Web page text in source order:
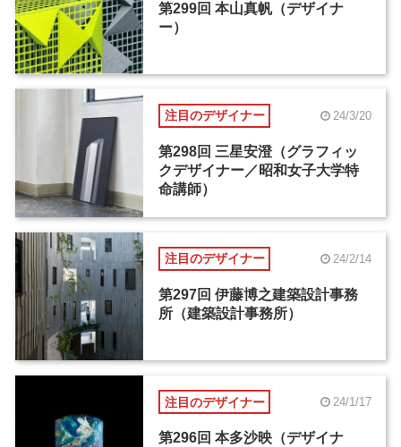
第299回 本山真帆（デザイナ
ー）
注目のデザイナー 24/3/20
第298回 三星安澄（グラフィッ
クデザイナー／昭和女子大学特
命講師）
注目のデザイナー 24/2/14
第297回 伊藤博之建築設計事務
所（建築設計事務所）
注目のデザイナー 24/1/17
第296回 本多沙映（デザイナ